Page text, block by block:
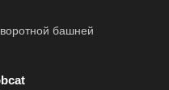
башней